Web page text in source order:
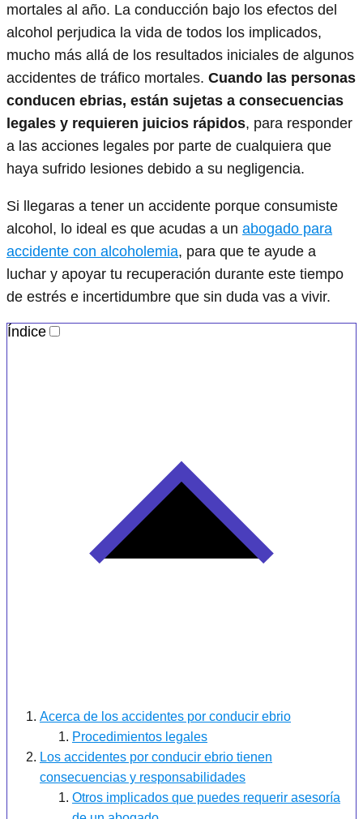
mortales al año. La conducción bajo los efectos del
alcohol perjudica la vida de todos los implicados,
mucho más allá de los resultados iniciales de algunos
accidentes de tráfico mortales. Cuando las personas
conducen ebrias, están sujetas a consecuencias
legales y requieren juicios rápidos, para responder
a las acciones legales por parte de cualquiera que
haya sufrido lesiones debido a su negligencia.
Si llegaras a tener un accidente porque consumiste
alcohol, lo ideal es que acudas a un abogado para
accidente con alcoholemia, para que te ayude a
luchar y apoyar tu recuperación durante este tiempo
de estrés e incertidumbre que sin duda vas a vivir.
Índice
Acerca de los accidentes por conducir ebrio
Procedimientos legales
Los accidentes por conducir ebrio tienen
consecuencias y responsabilidades
Otros implicados que puedes requerir asesoría